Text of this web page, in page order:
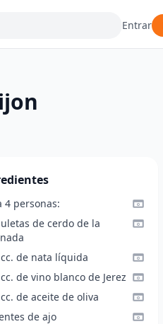
Entrar
4 personas:
de cerdo de la
de nata líquida
de vino blanco de Jerez
de aceite de oliva
de ajo